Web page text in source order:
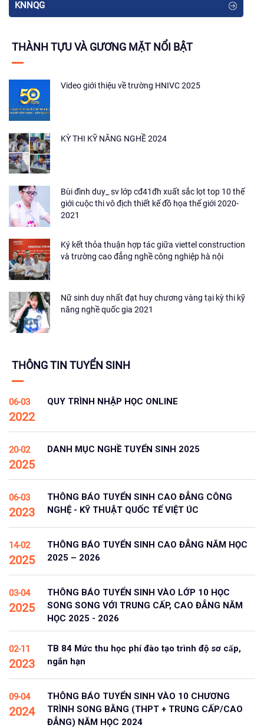
KNNQG
THÀNH TỰU VÀ GƯƠNG MẶT NỔI BẬT
Video giới thiệu về trường HNIVC 2025
KỲ THI KỸ NĂNG NGHỀ 2024
Bùi đình duy_ sv lớp cđ41đh xuất sắc lọt top 10 thế
giới cuộc thi vô địch thiết kế đồ họa thế giới 2020-
2021
Ký kết thỏa thuận hợp tác giữa viettel construction
và trường cao đẳng nghề công nghiệp hà nội
Nữ sinh duy nhất đạt huy chương vàng tại kỳ thi kỹ
năng nghề quốc gia 2021
THÔNG TIN TUYỂN SINH
06-03
2022
QUY TRÌNH NHẬP HỌC ONLINE
20-02
2025
DANH MỤC NGHỀ TUYỂN SINH 2025
06-03
2023
THÔNG BÁO TUYỂN SINH CAO ĐẲNG CÔNG
NGHỆ - KỸ THUẬT QUỐC TẾ VIỆT ÚC
14-02
2025
THÔNG BÁO TUYỂN SINH CAO ĐẲNG NĂM HỌC
2025 – 2026
03-04
2025
THÔNG BÁO TUYỂN SINH VÀO LỚP 10 HỌC
SONG SONG VỚI TRUNG CẤP, CAO ĐẲNG NĂM
HỌC 2025 - 2026
02-11
2023
TB 84 Mức thu học phí đào tạo trình độ sơ cấp,
ngắn hạn
09-04
2024
THÔNG BÁO TUYỂN SINH VÀO 10 CHƯƠNG
TRÌNH SONG BẰNG (THPT + TRUNG CẤP/CAO
ĐẲNG) NĂM HỌC 2024